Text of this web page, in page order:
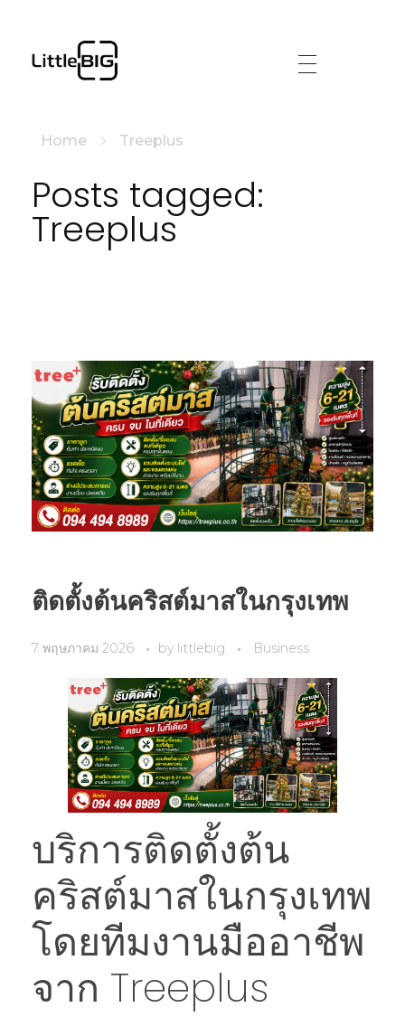
Home Treeplus
Posts tagged:
Treeplus
ติดตั้งต้นคริสต์มาสในกรุงเทพ
7 พฤษภาคม 2026 by littlebig Business
บริการติดตั้งต้น
คริสต์มาสในกรุงเทพ
โดยทีมงานมืออาชีพ
จาก Treeplus